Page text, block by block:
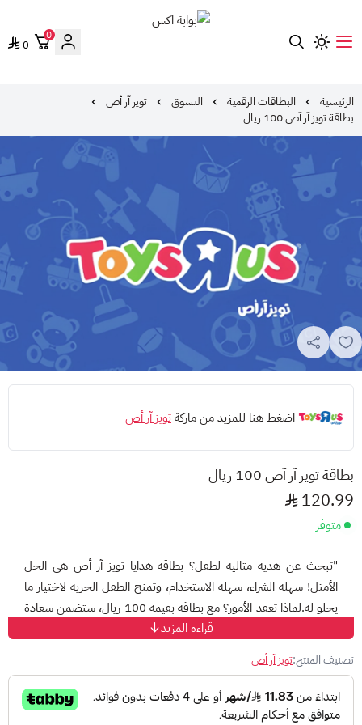
0
0
الرئيسية البطاقات الرقمية التسوق
تويز آر أص
بطاقة تويز آر آص 100 ريال
اضغط هنا للمزيد من ماركةتويز آر أص
بطاقة تويز آر آص 100 ريال
120.99
متوفر
"تبحث عن هدية مثالية لطفل؟بطاقة هدايا تويز آر أص هي الحل
الأمثل! سهلة الشراء، سهلة الاستخدام، وتمنح الطفل الحرية لاختيار ما
يحلو له.لماذا تعقد الأمور؟
مع بطاقة بقيمة 100 ريال، ستضمن سعادة
طفلك وتجنب أي تردد في اختيار الهدية المناسبه لطفلك.
عالم من الألعاب في متناول يدك!
طريقة شحن بطاقة تويز آر أص
"للاستفادة من رصيد بطاقة تويز آر أص 100 ريال الخاصة بك، ما
قراءة المزيد
تصنيف المنتج:تويز آر أص